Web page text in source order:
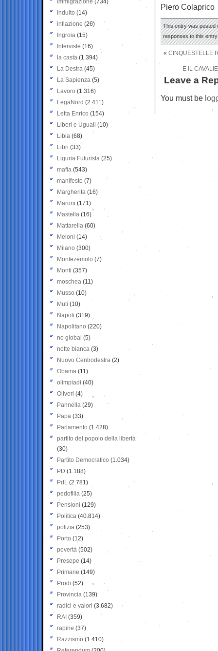
Piero Colaprico
This entry was posted
responses to this
« CINQUESTELLE
E IL
Leave a
You must be
Immigrazione (734)
indulto (14)
inflazione (26)
Ingroia (15)
Interviste (16)
la casta (1.394)
La Destra (45)
La Sapienza (5)
Lavoro (1.316)
LegaNord (2.411)
Letta Enrico (154)
Liberi e Uguali (10)
Libia (68)
Libri (33)
Liguria Futurista (25)
mafia (543)
manifesto (7)
Margherita (16)
Maroni (171)
Mastella (16)
Mattarella (60)
Meloni (14)
Milano (300)
Montezemolo (7)
Monti (357)
moschea (11)
Musso (10)
Muti (10)
Napoli (319)
Napolitano (220)
no global (5)
notte bianca (3)
Nuovo Centrodestra (2)
Obama (11)
olimpiadi (40)
Oliveri (4)
Pannella (29)
Papa (33)
Parlamento (1.428)
partito del popolo della libertà
(30)
Partito Democratico (1.034)
PD (1.188)
PdL (2.781)
pedofilia (25)
Pensioni (129)
Politica (40.814)
polizia (253)
Porto (12)
povertà (502)
Presepe (14)
Primarie (149)
Prodi (52)
Provincia (139)
radici e valori (3.682)
RAI (359)
rapine (37)
Razzismo (1.410)